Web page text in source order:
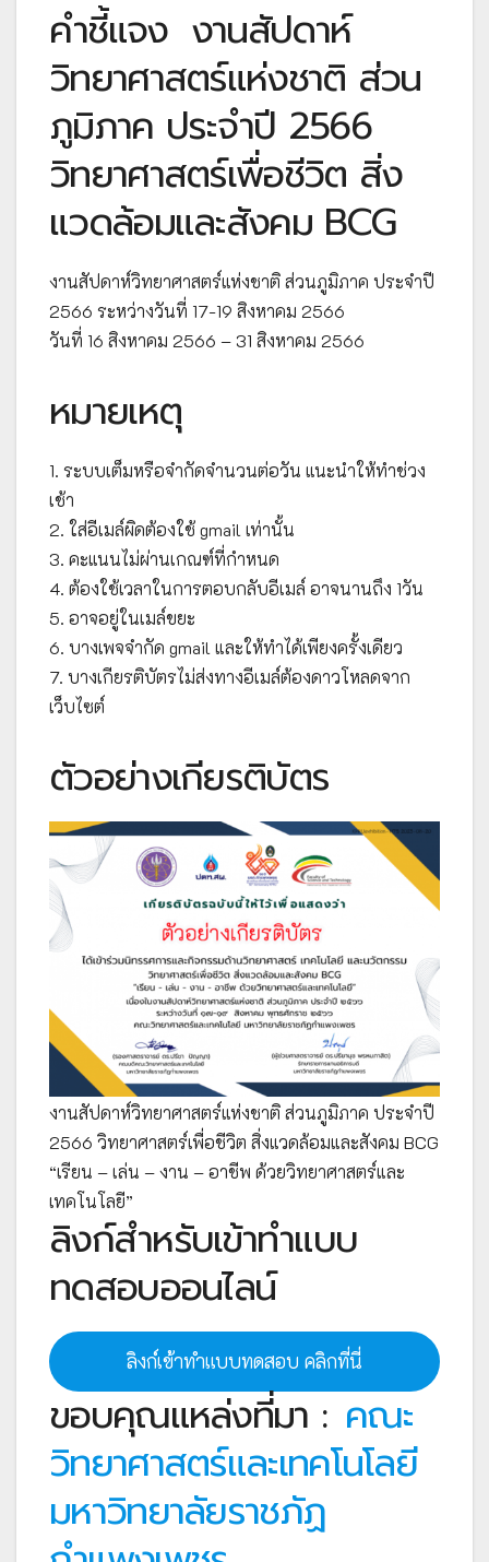
คำชี้แจง งานสัปดาห์
วิทยาศาสตร์แห่งชาติ ส่วน
ภูมิภาค ประจำปี 2566
วิทยาศาสตร์เพื่อชีวิต สิ่ง
แวดล้อมและสังคม BCG
งานสัปดาห์วิทยาศาสตร์แห่งชาติ ส่วนภูมิภาค ประจำปี
2566 ระหว่างวันที่ 17-19 สิงหาคม 2566
วันที่ 16 สิงหาคม 2566 – 31 สิงหาคม 2566
หมายเหตุ
1. ระบบเต็มหรือจำกัดจำนวนต่อวัน แนะนำให้ทำช่วง
เช้า
2. ใส่อีเมล์ผิดต้องใช้ gmail เท่านั้น
3. คะแนนไม่ผ่านเกณฑ์ที่กำหนด
4. ต้องใช้เวลาในการตอบกลับอีเมล์ อาจนานถึง 1วัน
5. อาจอยู่ในเมล์ขยะ
6. บางเพจจำกัด gmail และให้ทำได้เพียงครั้งเดียว
7. บางเกียรติบัตรไม่ส่งทางอีเมล์ต้องดาวโหลดจาก
เว็บไซต์
ตัวอย่างเกียรติบัตร
งานสัปดาห์วิทยาศาสตร์แห่งชาติ ส่วนภูมิภาค ประจำปี
2566 วิทยาศาสตร์เพื่อชีวิต สิ่งแวดล้อมและสังคม BCG
“เรียน – เล่น – งาน – อาชีพ ด้วยวิทยาศาสตร์และ
เทคโนโลยี”
ลิงก์สำหรับเข้าทำแบบ
ทดสอบออนไลน์
ลิงก์เข้าทำแบบทดสอบ คลิกที่นี่
ขอบคุณแหล่งที่มา : คณะ
วิทยาศาสตร์และเทคโนโลยี
มหาวิทยาลัยราชภัฏ